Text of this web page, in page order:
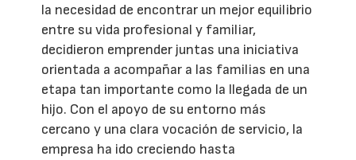
la necesidad de encontrar un mejor equilibrio
entre su vida profesional y familiar,
decidieron emprender juntas una iniciativa
orientada a acompañar a las familias en una
etapa tan importante como la llegada de un
hijo. Con el apoyo de su entorno más
cercano y una clara vocación de servicio, la
empresa ha ido creciendo hasta